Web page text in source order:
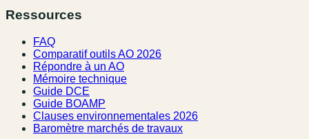
Ressources
FAQ
Comparatif outils AO 2026
Répondre à un AO
Mémoire technique
Guide DCE
Guide BOAMP
Clauses environnementales 2026
Baromètre marchés de travaux